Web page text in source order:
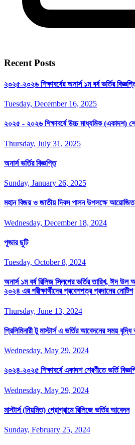
Recent Posts
২০২৫-২০২৬ শিক্ষাবর্ষের অনার্স ১ম বর্ষ ভর্তির
Tuesday, December 16, 2025
২০২৫ - ২০২৬ শিক্ষাবর্ষে উচ্চ মাধ্যমিক (একাদশ)
Thursday, July 31, 2025
অনার্স ভর্তির বিজ্ঞপ্তি
Sunday, January 26, 2025
মহান বিজয় ও জাতীয় দিবস পালন উপলক্ষে আয়োজিত
Wednesday, December 18, 2024
পূজার ছুটি
Tuesday, October 8, 2024
অনার্স ১ম বর্ষ রিলিজ স্লিপের ভর্তির তারিখ, ঈদ উল
২০২৪ এর পরীক্ষার্থীদের প্রবেশপত্র প্রদানের নোটিশ
Thursday, June 13, 2024
প্রিলিমিনারী টু মাস্টার্স এ ভর্তির আবেদনের সময়
Wednesday, May 29, 2024
২০২৪-২০২৫ শিক্ষাবর্ষে একাদশ শ্রেণীতে ভর্তি
Wednesday, May 29, 2024
মাস্টার্স (নিয়মিত) প্রোগ্রামে রিলিজে ভর্তির আবেদন
Sunday, February 25, 2024